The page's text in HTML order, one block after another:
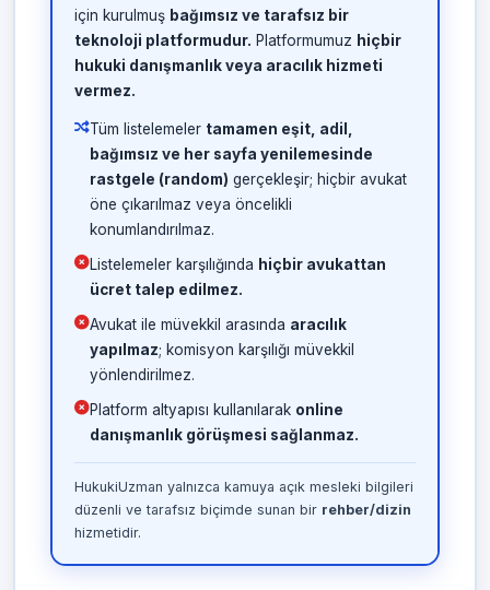
için kurulmuş bağımsız ve tarafsız bir
teknoloji platformudur. Platformumuz hiçbir
hukuki danışmanlık veya aracılık hizmeti
vermez.
Tüm listelemeler tamamen eşit, adil,
bağımsız ve her sayfa yenilemesinde
rastgele (random) gerçekleşir; hiçbir avukat
öne çıkarılmaz veya öncelikli
konumlandırılmaz.
Listelemeler karşılığında hiçbir avukattan
ücret talep edilmez.
Avukat ile müvekkil arasında aracılık
yapılmaz; komisyon karşılığı müvekkil
yönlendirilmez.
Platform altyapısı kullanılarak online
danışmanlık görüşmesi sağlanmaz.
HukukiUzman yalnızca kamuya açık mesleki bilgileri
düzenli ve tarafsız biçimde sunan bir rehber/dizin
hizmetidir.